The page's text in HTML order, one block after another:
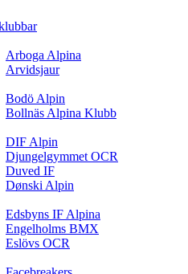
Arboga Alpina
Arvidsjaur
Bodö Alpin
Bollnäs Alpina Klubb
DIF Alpin
Djungelgymmet OCR
Duved IF
Dønski Alpin
Edsbyns IF Alpina
Engelholms BMX
Eslövs OCR